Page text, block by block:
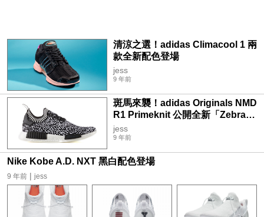
清涼之選！adidas Climacool 1 兩
款全新配色登場
jess
9 年前
斑馬來襲！adidas Originals NMD
R1 Primeknit 公開全新「Zebra」
系列
jess
9 年前
Nike Kobe A.D. NXT 黑白配色登場
9 年前 | jess